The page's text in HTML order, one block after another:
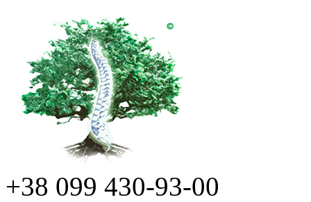
+38 099 430-93-00